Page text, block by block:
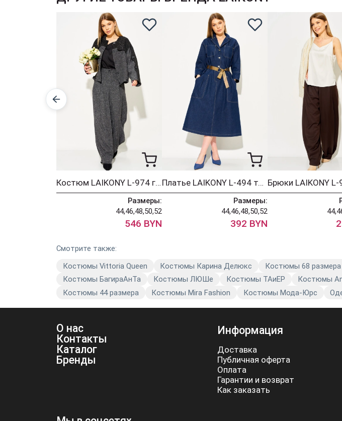
Костюм LAIKONY L-974 графит
Размеры:
44,46,48,50,52
546 BYN
Платье LAIKONY L-494 темно- синий
Размеры:
44,46,48,50,52
392 BYN
Смотрите также:
Костюмы Vittoria Queen
Костюмы Карина Делюкс Костюмы 68 размера
Костюмы БагираАнТа
Костюмы ЛЮШе Костюмы TAиЕР Костюмы
Костюмы 44 размера
Костюмы Mira Fashion Костюмы Мода-Юрс
О нас
Контакты
Каталог
Бренды
Информация
Доставка
Публичная оферта
Оплата
Гарантии и возврат
Как заказать